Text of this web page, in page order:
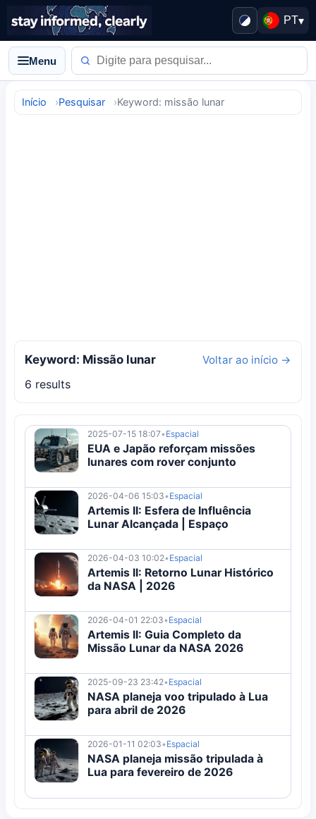
PT▾
Menu
Início Pesquisar Keyword: missão lunar
Keyword: Missão lunar Voltar ao início →
6 results
2025-07-15 18:07• Espacial
EUA e Japão reforçam missões
lunares com rover conjunto
2026-04-06 15:03• Espacial
Artemis II: Esfera de Influência
Lunar Alcançada | Espaço
2026-04-03 10:02• Espacial
Artemis II: Retorno Lunar Histórico
da NASA | 2026
2026-04-01 22:03• Espacial
Artemis II: Guia Completo da
Missão Lunar da NASA 2026
2025-09-23 23:42• Espacial
NASA planeja voo tripulado à Lua
para abril de 2026
2026-01-11 02:03• Espacial
NASA planeja missão tripulada à
Lua para fevereiro de 2026